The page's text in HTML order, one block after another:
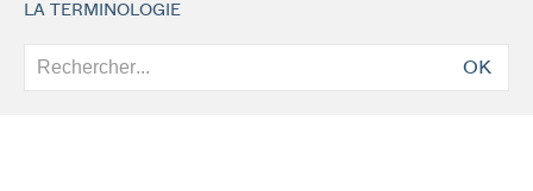
LA TERMINOLOGIE
OK